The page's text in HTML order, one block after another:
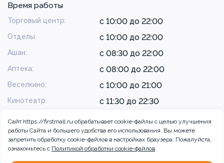
Время работы
Торговый центр: с 10:00 до 22:00
Отделы: с 10:00 до 22:00
Ашан: с 08:30 до 22:00
Аптека: с 08:00 до 22:00
Веселкино: с 10:00 до 21:00
Кинотеатр: с 11:30 до 22:30
Сайт https://firstmall.ru обрабатывает cookie-файлы с целью улучшения
работы Сайта и большего удобства его использования. Вы можете
запретить обработку сookie-файлов в настройках браузера. Пожалуйста,
ознакомьтесь с Политикой обработки cookie-файлов.